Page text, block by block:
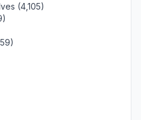
(4,105)